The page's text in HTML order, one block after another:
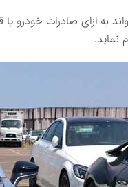
ازای صادرات خودرو یا
نماید.‬